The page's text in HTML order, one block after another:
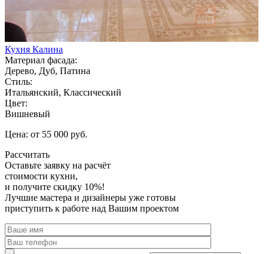
Кухня Калина
Материал фасада:
Дерево, Дуб, Патина
Стиль:
Итальянский, Классический
Цвет:
Вишневый
Цена: от 55 000 руб.
Рассчитать
Оставьте заявку на расчёт
стоимости кухни,
и получите скидку 10%!
Лучшие мастера и дизайнеры уже готовы
приступить к работе над Вашим проектом